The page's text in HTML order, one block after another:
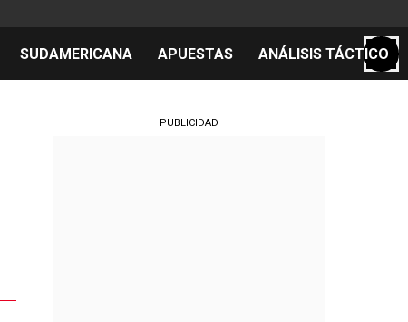
SUDAMERICANA APUESTAS ANÁLISIS TÁCTICO
PUBLICIDAD